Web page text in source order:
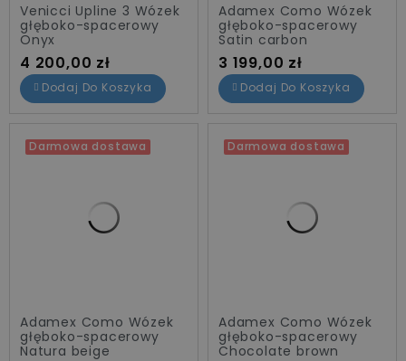
Venicci Upline 3 Wózek
głęboko-spacerowy
Onyx
Cena
4 200,00 zł
Dodaj Do Koszyka
Adamex Como Wózek
głęboko-spacerowy
Satin carbon
Cena
3 199,00 zł
Dodaj Do Koszyka
Darmowa dostawa
Adamex Como Wózek
głęboko-spacerowy
Natura beige
Darmowa dostawa
Adamex Como Wózek
głęboko-spacerowy
Chocolate brown